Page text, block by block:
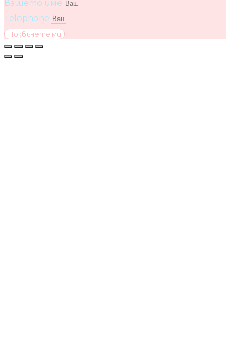
Вашето име
Telephone
Позвънете ми